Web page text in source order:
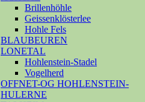
Brillenhöhle
Geissenklösterlee
Hohle Fels
BLAUBEUREN
LONETAL
Hohlenstein-Stadel
Vogelherd
OFFNET-OG HOHLENSTEIN-
HULERNE